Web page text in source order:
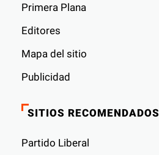
Primera Plana
Editores
Mapa del sitio
Publicidad
SITIOS RECOMENDADOS
Partido Liberal